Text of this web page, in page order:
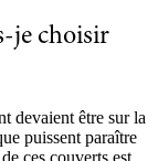
je choisir
devaient être sur la
puissent paraître
ces couverts est